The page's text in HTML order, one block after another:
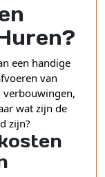
een handige
van
verbouwingen,
wat zijn de
zijn?